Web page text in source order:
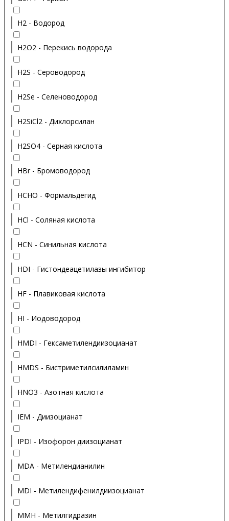
H2 - Водород
H2O2 - Перекись водорода
H2S - Сероводород
H2Se - Селеноводород
H2SiCl2 - Дихлорсилан
H2SO4 - Серная кислота
HBr - Бромоводород
HCHO - Формальдегид
HCl - Соляная кислота
HCN - Синильная кислота
HDI - Гистондеацетилазы ингибитор
HF - Плавиковая кислота
HI - Иодоводород
HMDI - Гексаметилендиизоцианат
HMDS - Бистриметилсилиламин
HNO3 - Азотная кислота
IEM - Диизоцианат
IPDI - Изофорон диизоцианат
MDA - Метилендианилин
MDI - Метилендифенилдиизоцианат
MMH - Метилгидразин